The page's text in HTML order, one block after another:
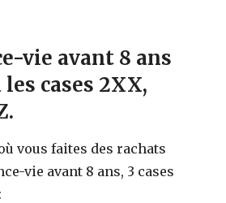
vie avant 8 ans
cases 2XX,
vous faites des rachats
vie avant 8 ans, 3 cases